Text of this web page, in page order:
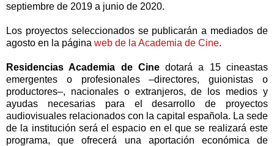
septiembre de 2019 a junio de 2020.
Los proyectos seleccionados se publicarán a mediados de
agosto en la página web de la Academia de Cine.
Residencias Academia de Cinedotará a 15 cineastas
emergentes o profesionales –directores, guionistas o
productores–, nacionales o extranjeros, de los medios y
ayudas necesarias para el desarrollo de proyectos
audiovisuales relacionados con la capital española. La sede
de la institución será el espacio en el que se realizará este
programa, que ofrecerá una aportación económica de